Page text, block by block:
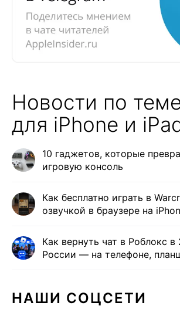
Новости по
для iPhone и
10 гаджетов, которые
игровую консоль
Как бесплатно играть в
озвучкой в браузере на
Как вернуть чат в Роблокс в
России — на телефоне,
НАШИ СОЦСЕТИ